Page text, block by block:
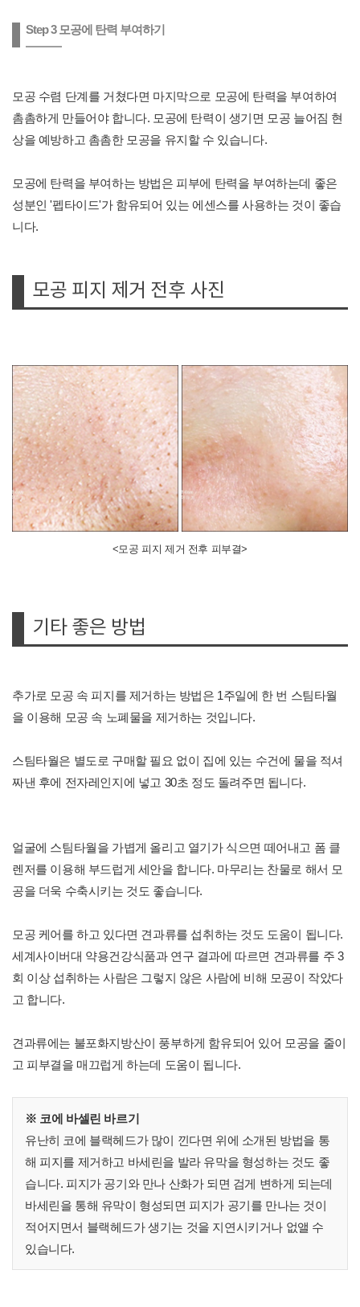
Step 3 모공에 탄력 부여하기
모공 수렴 단계를 거쳤다면 마지막으로 모공에 탄력을 부여하여
촘촘하게 만들어야 합니다. 모공에 탄력이 생기면 모공 늘어짐 현
상을 예방하고 촘촘한 모공을 유지할 수 있습니다.
모공에 탄력을 부여하는 방법은 피부에 탄력을 부여하는데 좋은
성분인 '펩타이드'가 함유되어 있는 에센스를 사용하는 것이 좋습
니다.
모공 피지 제거 전후 사진
<모공 피지 제거 전후 피부결>
기타 좋은 방법
추가로 모공 속 피지를 제거하는 방법은 1주일에 한 번 스팀타월
을 이용해 모공 속 노폐물을 제거하는 것입니다.
스팀타월은 별도로 구매할 필요 없이 집에 있는 수건에 물을 적셔
짜낸 후에 전자레인지에 넣고 30초 정도 돌려주면 됩니다.
얼굴에 스팀타월을 가볍게 올리고 열기가 식으면 떼어내고 폼 클
렌저를 이용해 부드럽게 세안을 합니다. 마무리는 찬물로 해서 모
공을 더욱 수축시키는 것도 좋습니다.
모공 케어를 하고 있다면 견과류를 섭취하는 것도 도움이 됩니다.
세계사이버대 약용건강식품과 연구 결과에 따르면 견과류를 주 3
회 이상 섭취하는 사람은 그렇지 않은 사람에 비해 모공이 작았다
고 합니다.
견과류에는 불포화지방산이 풍부하게 함유되어 있어 모공을 줄이
고 피부결을 매끄럽게 하는데 도움이 됩니다.
※ 코에 바셀린 바르기
유난히 코에 블랙헤드가 많이 낀다면 위에 소개된 방법을 통
해 피지를 제거하고 바세린을 발라 유막을 형성하는 것도 좋
습니다. 피지가 공기와 만나 산화가 되면 검게 변하게 되는데
바세린을 통해 유막이 형성되면 피지가 공기를 만나는 것이
적어지면서 블랙헤드가 생기는 것을 지연시키거나 없앨 수
있습니다.